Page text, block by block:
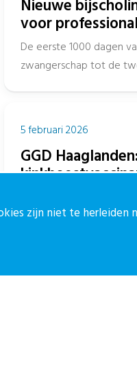
Nieuwe
voor
sociaal domein
De eerste 1000 dagen
zwangerschap tot de
5 februari 2026
GGD
met risico’s voor jonge
zijn niet te herleiden